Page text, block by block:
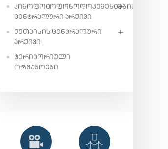
ᲙᲘᲜᲝᲤᲝᲢᲝᲤᲝᲜᲝᲓᲝᲙᲣᲛᲔᲜᲢᲔᲑᲘᲡ
ᲪᲔᲜᲢᲠᲐᲚᲣᲠᲘ ᲐᲠᲥᲘᲕᲘ
ᲥᲣᲗᲐᲘᲡᲘᲡ ᲪᲔᲜᲢᲠᲐᲚᲣᲠᲘ
ᲐᲠᲥᲘᲕᲘ
ᲢᲔᲠᲘᲢᲝᲠᲘᲣᲚᲘ
ᲝᲠᲒᲐᲜᲝᲔᲑᲘ